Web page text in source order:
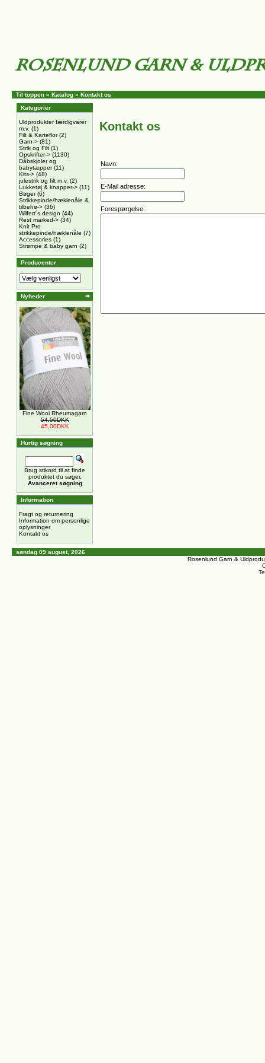
Til toppen » Katalog » Kontakt os
Kategorier
Uldprodukter færdigvarer
m.v. (1)
Filt & Karteflor(2)
Garn-> (81)
Strik og Filt (1)
Opskrifter-> (1130)
Dåbskjoler og
babytæpper(11)
Kits-> (48)
julestrik og filt m.v. (2)
Lukketøj & knapper-> (11)
Bøger(6)
Strikkepinde/hæklenåle &
tilbehø-> (36)
Wilfert´s design (44)
Rest marked-> (34)
Knit Pro
strikkepinde/hæklenåle (7)
Accessories (1)
Strømpe & baby garn (2)
Producenter
Nyheder
Fine Wool Rheumagarn
54,50DKK
45,00DKK
Hurtig søgning
Brug stikord til at finde
produktet du søger.
Avanceret søgning
Information
Fragt og returnering
Information om personlige
oplysninger
Kontakt os
Kontakt os
Navn:
E-Mail adresse:
Forespørgelse:
søndag 09 august, 2026
Rosenlund Garn &